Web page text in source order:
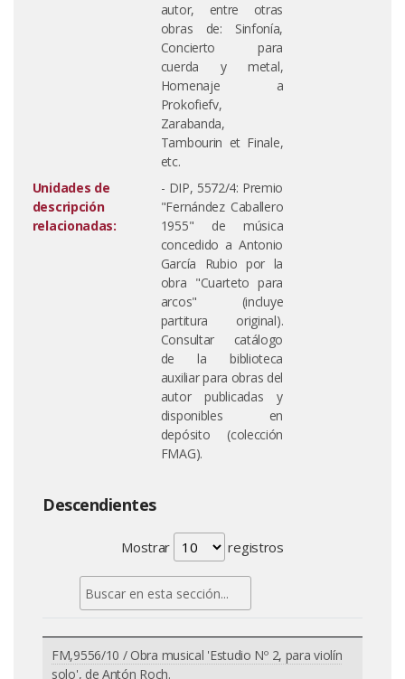
autor, entre otras
obras de: Sinfonía,
Concierto para
cuerda y metal,
Homenaje a
Prokofiefv,
Zarabanda,
Tambourin et Finale,
etc.
Unidades de
descripción
relacionadas:
- DIP, 5572/4: Premio
"Fernández Caballero
1955" de música
concedido a Antonio
García Rubio por la
obra "Cuarteto para
arcos" (incluye
partitura original).
Consultar catálogo
de la biblioteca
auxiliar para obras del
autor publicadas y
disponibles en
depósito (colección
FMAG).
Descendientes
Mostrar registros
FM,9556/10 / Obra musical 'Estudio Nº 2, para violín
solo', de Antón Roch.